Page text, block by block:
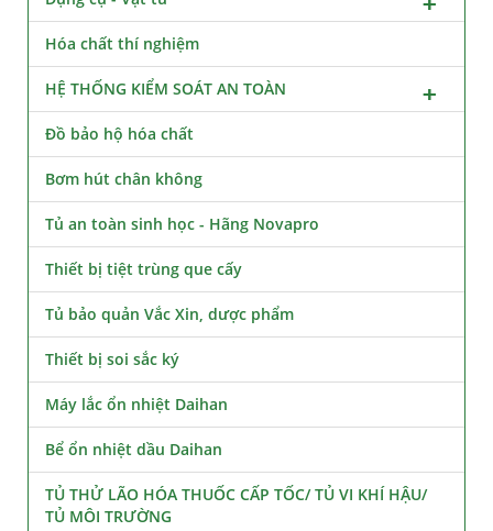
Hóa chất thí nghiệm
HỆ THỐNG KIỂM SOÁT AN TOÀN
Đồ bảo hộ hóa chất
Bơm hút chân không
Tủ an toàn sinh học - Hãng Novapro
Thiết bị tiệt trùng que cấy
Tủ bảo quản Vắc Xin, dược phẩm
Thiết bị soi sắc ký
Máy lắc ổn nhiệt Daihan
Bể ổn nhiệt dầu Daihan
TỦ THỬ LÃO HÓA THUỐC CẤP TỐC/ TỦ VI KHÍ HẬU/
TỦ MÔI TRƯỜNG